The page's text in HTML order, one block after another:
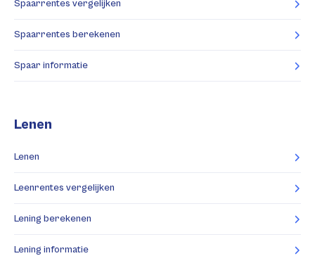
Spaarrentes vergelijken
Spaarrentes berekenen
Spaar informatie
Lenen
Lenen
Leenrentes vergelijken
Lening berekenen
Lening informatie